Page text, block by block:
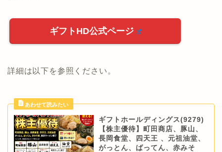
ギフトHD公式ページ
詳細は以下を参照ください。
ギフトホールディングス(9279)
【株主優待】町田商店、豚山、
長岡食堂、四天王 、元祖油堂、
がっとん、ばってん、赤みそ